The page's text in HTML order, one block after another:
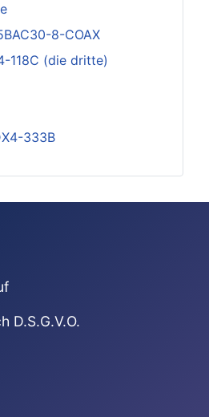
8-COAX
118C (die dritte)
333B
D.S.G.V.O.